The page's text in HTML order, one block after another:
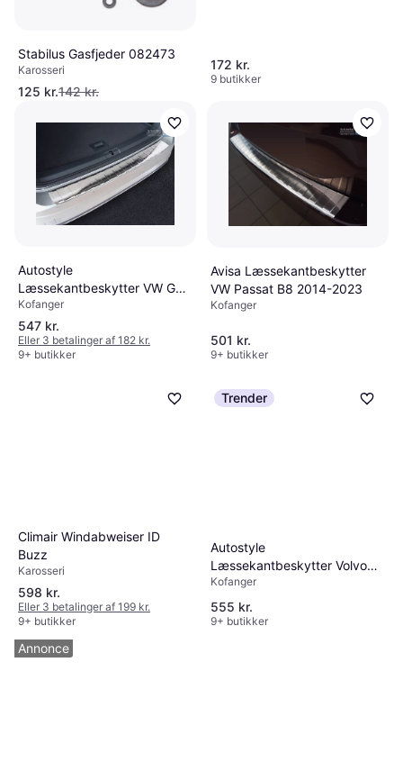
Stabilus Gasfjeder 082473
Karosseri
125 kr.142 kr.
6 butikker
172 kr.
9 butikker
Autostyle
Læssekantbeskytter VW Golf
VII 2017-2019
Kofanger
547 kr.
Eller 3 betalinger af 182 kr.
9+ butikker
Avisa Læssekantbeskytter
VW Passat B8 2014-2023
Kofanger
501 kr.
9+ butikker
Climair Windabweiser ID
Buzz
Karosseri
598 kr.
Eller 3 betalinger af 199 kr.
9+ butikker
Trender
Autostyle
Læssekantbeskytter Volvo
XC40 2017
Kofanger
555 kr.
9+ butikker
Annonce